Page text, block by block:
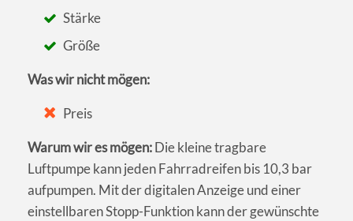
Stärke
Größe
Was wir nicht mögen:
Preis
Warum wir es mögen:Die kleine tragbare
Luftpumpe kann jeden Fahrradreifen bis 10,3 bar
aufpumpen. Mit der digitalen Anzeige und einer
einstellbaren Stopp-Funktion kann der gewünschte